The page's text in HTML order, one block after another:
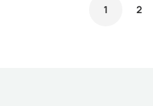
1 2